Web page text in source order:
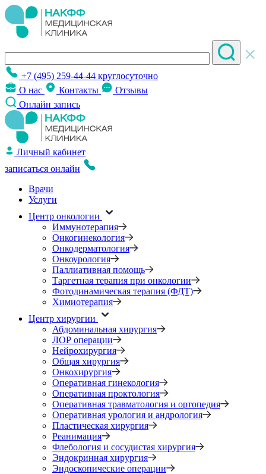
+7 (495) 259-44-44 круглосуточно
О нас
Контакты
Отзывы
Онлайн запись
Личный кабинет
записаться онлайн
Врачи
Услуги
Центр онкологии
Иммунотерапия
Онкогинекология
Онкодерматология
Онкоурология
Паллиативная помощь
Таргетная терапия при онкологии
Фотодинамическая терапия (ФДТ)
Химиотерапия
Центр хирургии
Абдоминальная хирургия
ЛОР операции
Нейрохирургия
Общая хирургия
Онкохирургия
Оперативная гинекология
Оперативная проктология
Оперативная травматология и ортопедия
Оперативная урология и андрология
Пластическая хирургия
Реанимация
Флебология и сосудистая хирургия
Эндокринная хирургия
Эндоскопические операции